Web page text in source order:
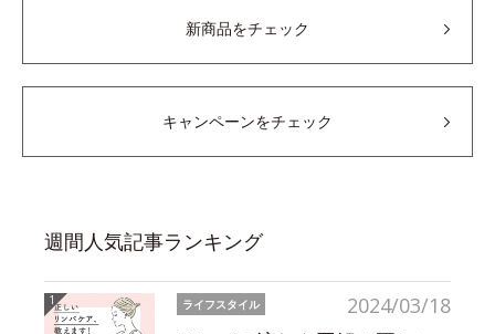
新商品をチェック
キャンペーンをチェック
週間人気記事ランキング
2024/03/18
ライフスタイル